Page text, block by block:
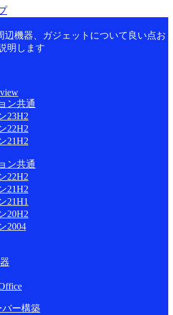
辺機器、ガジェットについて良い点お
明します
ン共通
23H2
22H2
21H2
ン共通
22H2
21H2
21H1
20H2
2004
バー構築